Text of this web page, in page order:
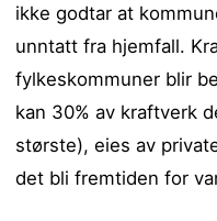
ikke godtar at
unntatt fra hjemfall.
fylkeskommuner blir
kan 30% av kraftverk
største), eies av
det bli fremtiden for